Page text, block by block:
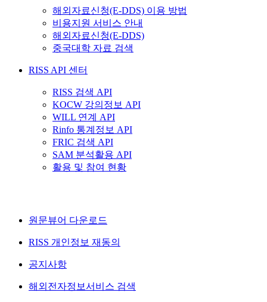
해외자료신청(E-DDS) 이용 방법
비용지원 서비스 안내
해외자료신청(E-DDS)
중국대학 자료 검색
RISS API 센터
RISS 검색 API
KOCW 강의정보 API
WILL 연계 API
Rinfo 통계정보 API
FRIC 검색 API
SAM 분석활용 API
활용 및 참여 현황
원문뷰어 다운로드
RISS 개인정보 재동의
공지사항
해외전자정보서비스 검색